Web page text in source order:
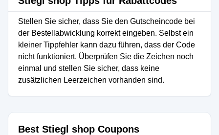
Stellen Sie sicher, dass Sie den Gutscheincode bei
der Bestellabwicklung korrekt eingeben. Selbst ein
kleiner Tippfehler kann dazu führen, dass der Code
nicht funktioniert. Überprüfen Sie die Zeichen noch
einmal und stellen Sie sicher, dass keine
zusätzlichen Leerzeichen vorhanden sind.
Best Stiegl shop Coupons